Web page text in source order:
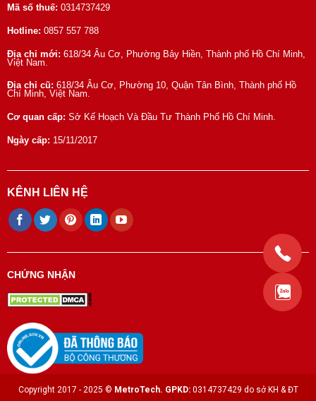
Mã số thuế: 0314737429
Hotline: 0857 557 788
Địa chỉ mới: 618/34 Âu Cơ, Phường Bảy Hiền, Thành phố Hồ Chí Minh,
Việt Nam.
Địa chỉ cũ: 618/34 Âu Cơ, Phường 10, Quận Tân Bình, Thành phố Hồ
Chí Minh, Việt Nam.
Cơ quan cấp: Sở Kế Hoạch Và Đầu Tư Thành Phố Hồ Chí Minh.
Ngày cấp: 15/11/2017
KÊNH LIÊN HỆ
CHỨNG NHẬN
Copyright 2017 - 2025 © MetroTech. GPKD:0314737429 do sở KH & ĐT